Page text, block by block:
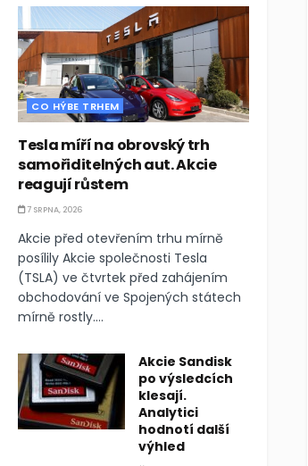
CO HÝBE TRHEM
Tesla míří na obrovský trh
samořiditelných aut. Akcie
reagují růstem
7 SRPNA, 2026
Akcie před otevřením trhu mírně
posílily Akcie společnosti Tesla
(TSLA) ve čtvrtek před zahájením
obchodování ve Spojených státech
mírně rostly....
Akcie Sandisk
po výsledcích
klesají.
Analytici
hodnotí další
výhled